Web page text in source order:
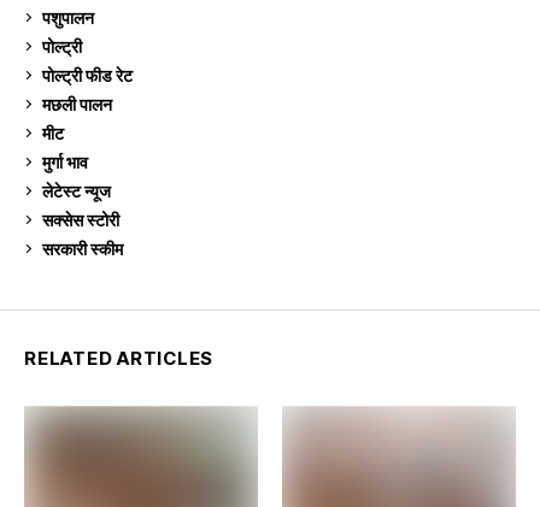
पशुपालन
पोल्ट्री
पोल्ट्री फीड रेट
मछली पालन
मीट
मुर्गा भाव
लेटेस्ट न्यूज
सक्सेस स्टो‍री
सरकारी स्की‍म
RELATED ARTICLES